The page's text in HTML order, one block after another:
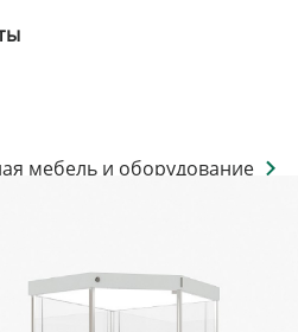
мебель и оборудование